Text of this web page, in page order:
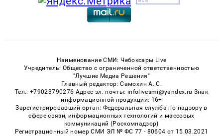
Наименование СМИ: Чебоксары Live
Учредитель: Общество с ограниченной ответственностью
"Лучшие Медиа Решения"
Главный редактор: Самохин А. С.
Тел.: +79023790276 Адрес эл. почты: infolivesmi@yandex.ru Знак
информационной продукции: 16+
Зарегистрировавший орган: Федеральная служба по надзору в
сфере связи, информационных технологий и массовых
коммуникаций (Роскомнадзор)
Регистрационный номер СМИ ЭЛ № ФС 77 - 80604 от 15.03.2021